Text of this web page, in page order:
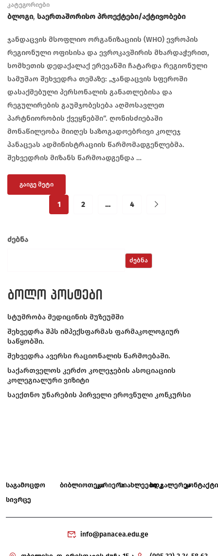
კატეგორიები
Ბლოგი, Საერთაშორისო Პროექტები/აქტივობები
ჯანდაცვის მსოფლიო ორგანიზაციის (WHO) ევროპის
რეგიონული ოფისისა და ევროკავშირის მხარდაჭერით,
სომხეთის დედაქალაქ ერევანში ჩატარდა რეგიონული
სამუშაო შეხვედრა თემაზე: „ჯანდაცვის სფეროში
დასაქმებული პერსონალის განათლებისა და
რეგულირების გაუმჯობესება აღმოსავლეთ
პარტნიორობის ქვეყნებში“. ღონისძიებაში
მონაწილეობა მიიღეს საზოგადოებრივი კოლეჯ
პანაცეას ადმინისტრაციის წარმომადგენლებმა.
შეხვედრის მიზანს წარმოადგენდა …
ᲒᲐᲘᲒᲔ ᲛᲔᲢᲘ
1 2 … 4
ძებნა
ᲫᲔᲑᲜᲐ
ბოლო პოსტები
სტუმრობა მედიცინის მუზეუმში
შეხვედრა შპს იმპექსფარმას ფარმაკოლოგიურ
საწყობში.
შეხვედრა ავერსი რაციონალის წარმოებაში.
საქართველოს კერძო კოლეჯების ასოციაციის
კოლეგიალური ვიზიტი
საექთნო უნარების პირველი ეროვნული კონკურსი
საგამოცდო
სივრცე
ბიბლიოთეკაკარიერასიახლეებიხდკგალერეაკონტაქტი
info@panacea.edu.ge